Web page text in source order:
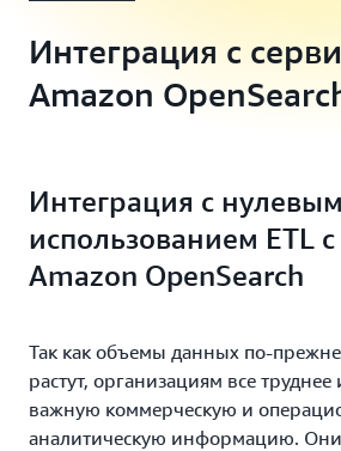
Интеграция с
Amazon
Интеграция с нулевым
использованием ETL
Amazon OpenSearch
Так как объемы данных по-
растут, организациям все труднее
важную коммерческую и
аналитическую информацию. Они